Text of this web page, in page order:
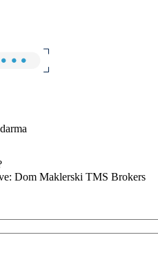
Dom Maklerski TMS Brokers